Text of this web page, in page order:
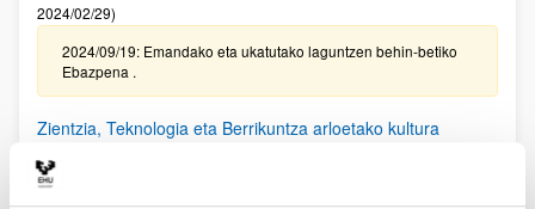
2024/02/29)
2024/09/19: Emandako eta ukatutako laguntzen behin-betiko
Ebazpena .
Zientzia, Teknologia eta Berrikuntza arloetako kultura